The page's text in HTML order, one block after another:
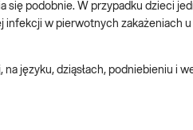
podobnie. W przypadku dzieci
w pierwotnych zakażeniach u
języku, dziąsłach, podniebieniu i